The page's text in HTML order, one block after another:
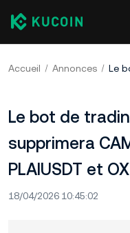
Accueil Annonces
Le bot de
supprimera
PLAIUSDT et
18/04/2026 10:45:02